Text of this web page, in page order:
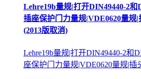
Lehre19b量规|打开DIN49440-2和
插座保护门力量规|VDE0620量规
(2013版取消)
Lehre19b量规|打开DIN49440-2和
座保护门力量规|VDE0620量规|插